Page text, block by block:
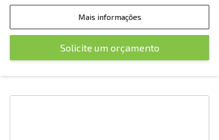
Mais informações
Solicite um orçamento